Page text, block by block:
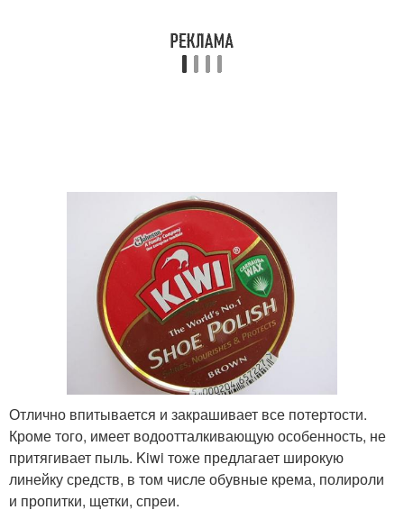
Отлично впитывается и закрашивает все потертости.
Кроме того, имеет водоотталкивающую особенность, не
притягивает пыль. Kiwi тоже предлагает широкую
линейку средств, в том числе обувные крема, полироли
и пропитки, щетки, спреи.